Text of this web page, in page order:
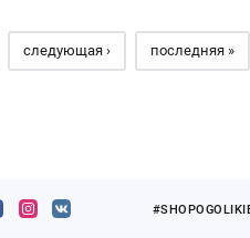
следующая › последняя »